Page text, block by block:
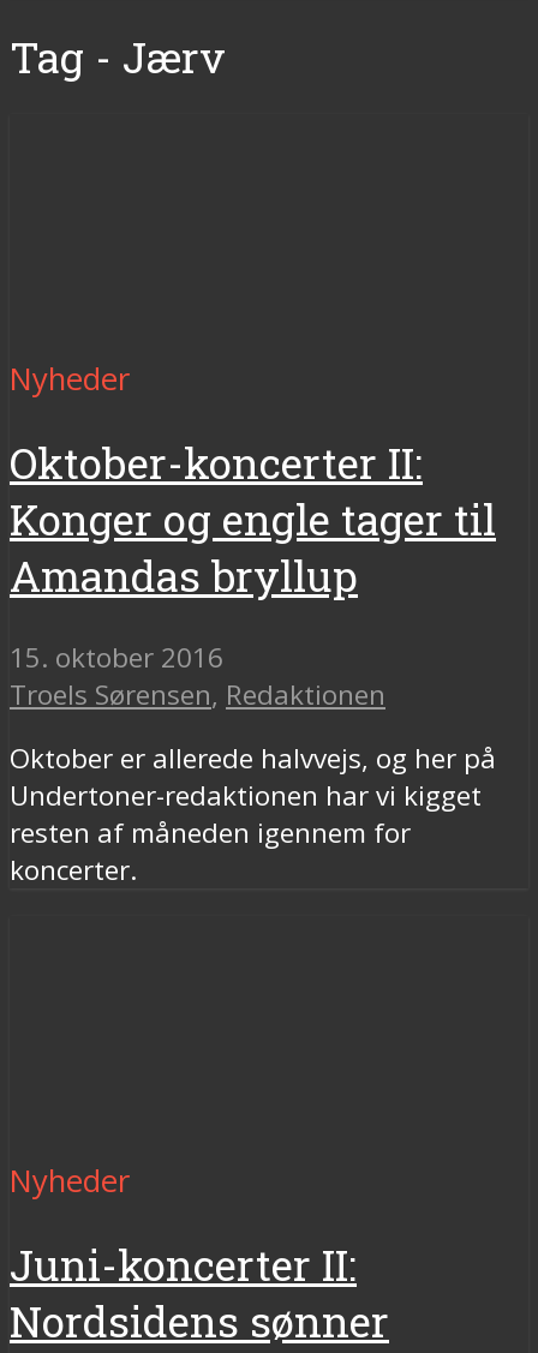
Tag - Jærv
Nyheder
Oktober-koncerter II:
Konger og engle tager til
Amandas bryllup
15. oktober 2016
Troels Sørensen, Redaktionen
Oktober er allerede halvvejs, og her på
Undertoner-redaktionen har vi kigget
resten af måneden igennem for
koncerter.
Nyheder
Juni-koncerter II:
Nordsidens sønner